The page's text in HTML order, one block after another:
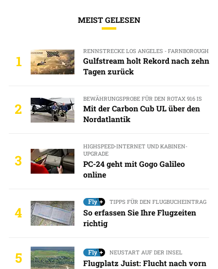
MEIST GELESEN
1
RENNSTRECKE LOS ANGELES - FARNBOROUGH
Gulfstream holt Rekord nach zehn
Tagen zurück
2
BEWÄHRUNGSPROBE FÜR DEN ROTAX 916 IS
Mit der Carbon Cub UL über den
Nordatlantik
3
HIGHSPEED-INTERNET UND KABINEN-
UPGRADE
PC-24 geht mit Gogo Galileo
online
4
TIPPS FÜR DEN FLUGBUCHEINTRAG
So erfassen Sie Ihre Flugzeiten
richtig
5 NEUSTART AUF DER INSEL
Flugplatz Juist: Flucht nach vorn